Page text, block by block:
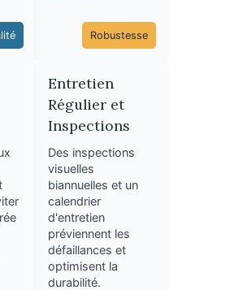
Robustesse
Entretien
Régulier et
Inspections
Des inspections
visuelles
biannuelles et un
calendrier
d'entretien
préviennent les
défaillances et
optimisent la
durabilité.